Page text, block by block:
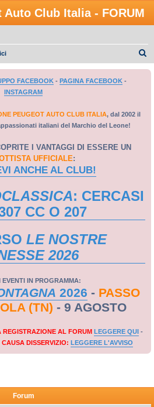
Auto Club Italia - FORUM
FACEBOOK- PAGINA FACEBOOK-
INSTAGRAM
PEUGEOT AUTO CLUB ITALIA, dal 2002 il
italiani del Marchio del Leone!
I VANTAGGI DI ESSERE UN
UFFICIALE:
ANCHE AL CLUB!
: CERCASI
CC O 207
LE NOSTRE
2026
EVENTI IN PROGRAMMA:
2026 - PASSO
(TN) - 9 AGOSTO
AL FORUM LEGGERE QUI -
DISSERVIZIO: LEGGERE L'AVVISO
Forum